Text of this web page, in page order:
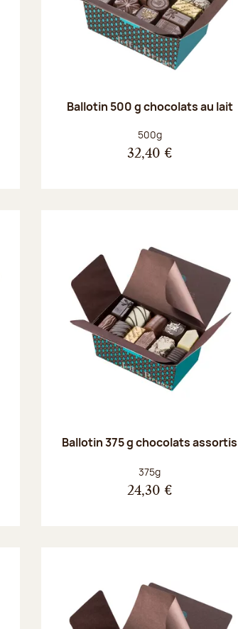
Ballotin 500 g chocolats au lait
Poids net :
500g
32,40 €
Ballotin 375 g chocolats assortis
Poids net :
375g
24,30 €